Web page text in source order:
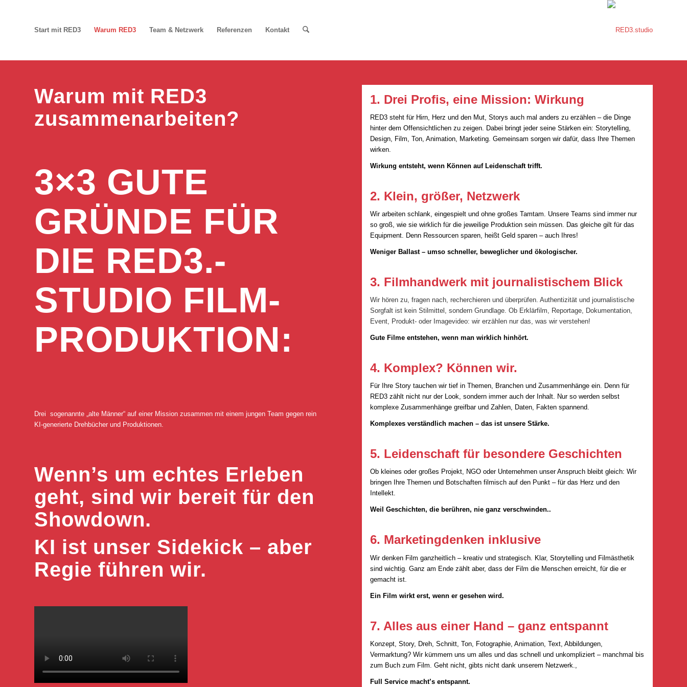
Start mit RED3 Warum RED3 Team & Netzwerk Referenzen Kontakt
Warum mit RED3
zusammen­arbeiten?
3×3 GUTE
GRÜNDE FÜR
DIE RED3.­
STUDIO FILM­
PRODUK­TION:
Drei sogenannte „alte Männer“ auf einer Mission zusammen mit einem jungen Team gegen rein
KI-generierte Drehbücher und Produktionen.
Wenn’s um echtes Erleben
geht, sind wir bereit für den
Showdown.
KI ist unser Sidekick – aber
Regie führen wir.
1. Drei Profis, eine Mission: Wirkung
RED3 steht für Hirn, Herz und den Mut, Storys auch mal anders zu erzählen – die Dinge
hinter dem Offensichtlichen zu zeigen. Dabei bringt jeder seine Stärken ein: Storytelling,
Design, Film, Ton, Animation, Marketing. Gemeinsam sorgen wir dafür, dass Ihre Themen
wirken.
Wirkung entsteht, wenn Können auf Leidenschaft trifft.
2. Klein, größer, Netzwerk
Wir arbeiten schlank, eingespielt und ohne großes Tamtam. Unsere Teams sind immer nur
so groß, wie sie wirklich für die jeweilige Produktion sein müssen. Das gleiche gilt für das
Equipment. Denn Ressourcen sparen, heißt Geld sparen – auch Ihres!
Weniger Ballast – umso schneller, beweglicher und ökologischer.
3. Filmhandwerk mit journalistischem Blick
Wir hören zu, fragen nach, recherchieren und überprüfen. Authentizität und journalistische
Sorgfalt ist kein Stilmittel, sondern Grundlage. Ob Erklärfilm, Reportage, Dokumentation,
Event, Produkt- oder Imagevideo: wir erzählen nur das, was wir verstehen!
Gute Filme entstehen, wenn man wirklich hinhört.
4. Komplex? Können wir.
Für Ihre Story tauchen wir tief in Themen, Branchen und Zusammenhänge ein. Denn für
RED3 zählt nicht nur der Look, sondern immer auch der Inhalt. Nur so werden selbst
komplexe Zusammenhänge greifbar und Zahlen, Daten, Fakten spannend.
Komplexes verständlich machen – das ist unsere Stärke.
5. Leidenschaft für besondere Geschichten
Ob kleines oder großes Projekt, NGO oder Unternehmen unser Anspruch bleibt gleich: Wir
bringen Ihre Themen und Botschaften filmisch auf den Punkt – für das Herz und den
Intellekt.
Weil Geschichten, die berühren, nie ganz verschwinden..
6. Marketingdenken inklusive
Wir denken Film ganzheitlich – kreativ und strategisch. Klar, Storytelling und Filmästhetik
sind wichtig. Ganz am Ende zählt aber, dass der Film die Menschen erreicht, für die er
gemacht ist.
Ein Film wirkt erst, wenn er gesehen wird.
7. Alles aus einer Hand – ganz entspannt
Konzept, Story, Dreh, Schnitt, Ton, Fotographie, Animation, Text, Abbildungen,
Vermarktung? Wir kümmern uns um alles und das schnell und unkompliziert – manchmal bis
zum Buch zum Film. Geht nicht, gibts nicht dank unserem Netzwerk.,
Full Service macht’s entspannt.